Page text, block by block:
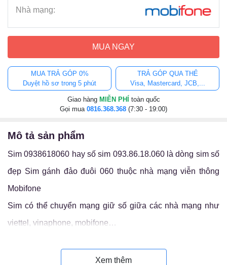
Nhà mạng:
MUA NGAY
MUA TRẢ GÓP 0%
Duyệt hồ sơ trong 5 phút
TRẢ GÓP QUA THẺ
Visa, Mastercard, JCB,...
Giao hàng MIỄN PHÍ toàn quốc
Gọi mua 0816.368.368 (7:30 - 19:00)
mô tả sản phẩm
Sim 0938618060 hay số sim 093.86.18.060 là dòng sim số
đẹp Sim gánh đảo đuôi 060 thuộc nhà mạng viễn thông
Mobifone
Sim có thể chuyển mạng giữ số giữa các nhà mạng như
viettel, vinaphone, mobifone…
Xem thêm